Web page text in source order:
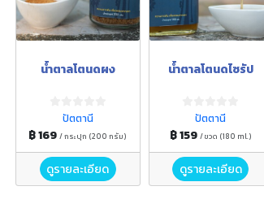
น้ำตาลโตนดผง
ปัตตานี
฿ 169/ กระปุก (200 กรัม)
ดูรายละเอียด
น้ำตาลโตนดไซรัป
ปัตตานี
฿ 159 / ขวด (180 ml.)
ดูรายละเอียด